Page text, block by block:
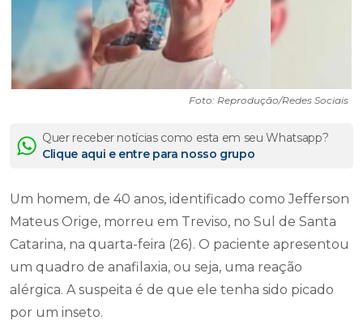
Foto: Reprodução/Redes Sociais
Quer receber notícias como esta em seu Whatsapp?
Clique aqui e entre para nosso grupo
Um homem, de 40 anos, identificado como Jefferson
Mateus Orige, morreu em Treviso, no Sul de Santa
Catarina, na quarta-feira (26). O paciente apresentou
um quadro de anafilaxia, ou seja, uma reação
alérgica. A suspeita é de que ele tenha sido picado
por um inseto.